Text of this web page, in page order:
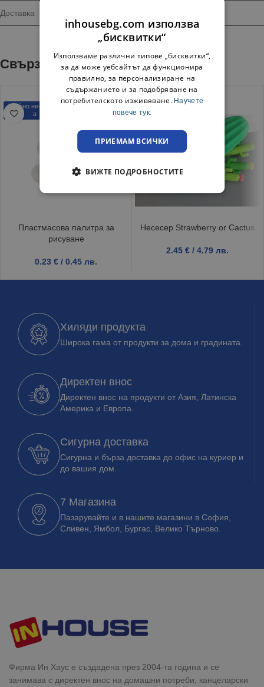
Доставка
Свързани продукти
Трайно ниска цен
а
Пластмасова палитра за
рисуване
0.23 € / 0.45 лв.
Трайно ниска цен
Несесер Strawberry or Cactus
2.45 € / 4.79 лв.
Хиляди продукта
Широка гама от продукти за дома и градината.
Директен внос
Директен внос на продукти от Азия, Латинска
Америка и Европа.
Сигурна доставка
Сигурна и бърза доставка до офис на куриер и
до вашия дом.
7 Магазина
Пазарувайте и в нашите магазини в София,
Сливен, Ямбол, Бургас, Велико Търново.
Фирма Ин Хаус е създадена през 2004-та година и се
занимава с директен внос на домашни потреби, канцеларски
inhousebg.com използва
„бисквитки“
Използваме различни типове „бисквитки“,
за да може уебсайтът да функционира
правилно, за персонализиране на
съдържанието и за подобряване на
потребителското изживяване. Научете
повече тук.
ПРИЕМАМ ВСИЧКИ
ВИЖТЕ ПОДРОБНОСТИТЕ